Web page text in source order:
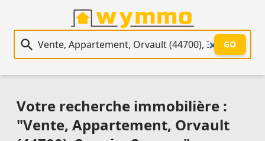
Recherche immobilière
GO
Votre recherche immobilière :
"Vente, Appartement, Orvault